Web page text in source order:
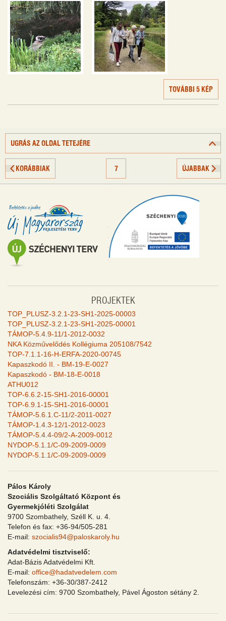
TOVÁBBI 5 KÉP
UGRÁS AZ OLDAL TETEJÉRE
ÚJABBAK
7
KORÁBBIAK
PROJEKTEK
TOP_PLUSZ-3.2.1-23-SH1-2025-00003
TOP_PLUSZ-3.2.1-23-SH1-2025-00001
TÁMOP-5.4.9-11/1-2012-0032
NKA Közművelődés Kollégiuma 205108/7542
TOP-7.1.1-16-H-ERFA-2020-00745
Kapaszkodó II. - BM-19-E-0027
Kapaszkodó - BM-18-E-0018
ATHU012
TOP-6.6.2-15-SH1-2016-00001
TOP-6.9.1-15-SH1-2016-00001
TÁMOP-5.6.1.C-11/2-2011-0027
TÁMOP-1.4.3-12/1-2012-0023
TÁMOP-5.4.4-09/2-A-2009-0012
NYDOP-5.1.1/C-09-2009-0009
NYDOP-5.1.1/C-09-2009-0009
Pálos Károly
Szociális Szolgáltató Központ és
Gyermekjóléti Szolgálat
9700 Szombathely, Széll K. u. 4.
Telefon és fax: +36-94/505-281
E-mail: szocialis94@paloskaroly.hu
Adatvédelmi tisztviselő:
Adat-Bázis Adatvédelmi Kft.
E-mail: office@hadatvedelem.com
Telefonszám: +36-30/387-2412
Levelezési cím: 9700 Szombathely, Pável Ágoston sétány 2.